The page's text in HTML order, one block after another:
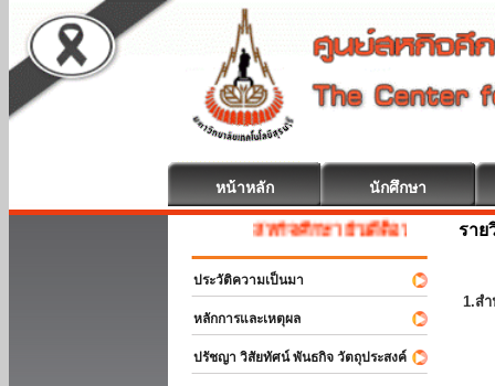
หน้าหลัก นักศึกษา
สหกิจศึกษา ยินดีต้อนรับ
ประวัติความเป็นมา
หลักการและเหตุผล
ปรัชญา วิสัยทัศน์ พันธกิจ วัตถุประสงค์
ราย
1.ส